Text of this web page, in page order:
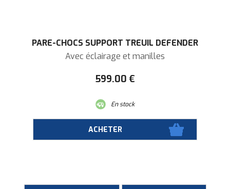
PARE-CHOCS SUPPORT TREUIL DEFENDER
Avec éclairage et manilles
599.00 €
En stock